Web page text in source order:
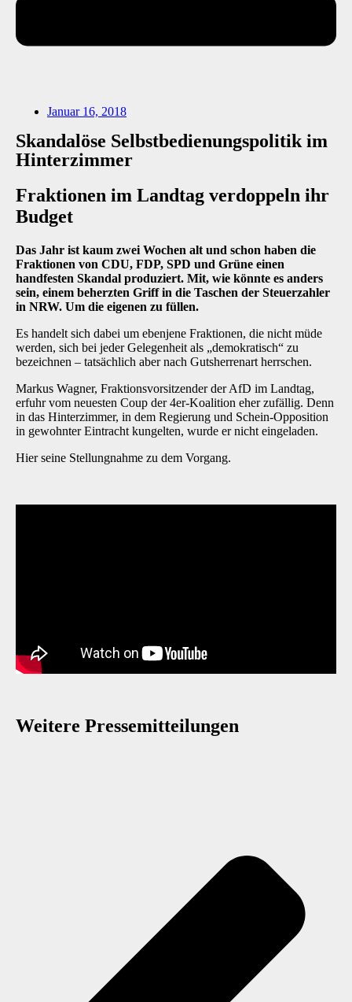
Januar 16, 2018
Skandalöse Selbstbedienungspolitik im
Hinterzimmer
Fraktionen im Landtag verdoppeln ihr
Budget
Das Jahr ist kaum zwei Wochen alt und schon haben die
Fraktionen von CDU, FDP, SPD und Grüne einen
handfesten Skandal produziert. Mit, wie könnte es anders
sein, einem beherzten Griff in die Taschen der Steuerzahler
in NRW. Um die eigenen zu füllen.
Es handelt sich dabei um ebenjene Fraktionen, die nicht müde
werden, sich bei jeder Gelegenheit als „demokratisch“ zu
bezeichnen – tatsächlich aber nach Gutsherrenart herrschen.
Markus Wagner, Fraktionsvorsitzender der AfD im Landtag,
erfuhr vom neuesten Coup der 4er-Koalition eher zufällig. Denn
in das Hinterzimmer, in dem Regierung und Schein-Opposition
in gewohnter Eintracht kungelten, wurde er nicht eingeladen.
Hier seine Stellungnahme zu dem Vorgang.
Weitere Presse­mitteilungen